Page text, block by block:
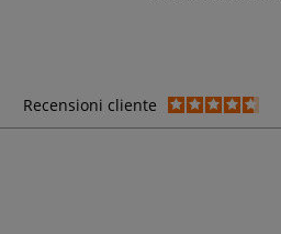
Recensioni cliente